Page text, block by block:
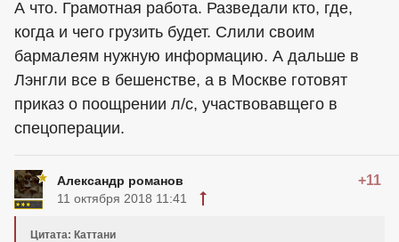
А что. Грамотная работа. Разведали кто, где,
когда и чего грузить будет. Слили своим
бармалеям нужную информацию. А дальше в
Лэнгли все в бешенстве, а в Москве готовят
приказ о поощрении л/с, участвовавщего в
спецоперации.
Александр романов +11
11 октября 2018 11:41
Цитата: Каттани